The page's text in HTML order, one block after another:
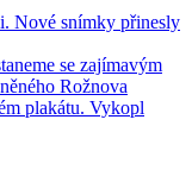
Nové snímky přinesly
se zajímavým
Rožnova
plakátu. Vykopl